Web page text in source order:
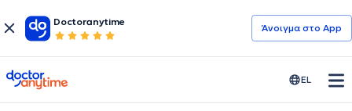
Doctoranytime
Άνοιγμα στο App
doctoranytime EL